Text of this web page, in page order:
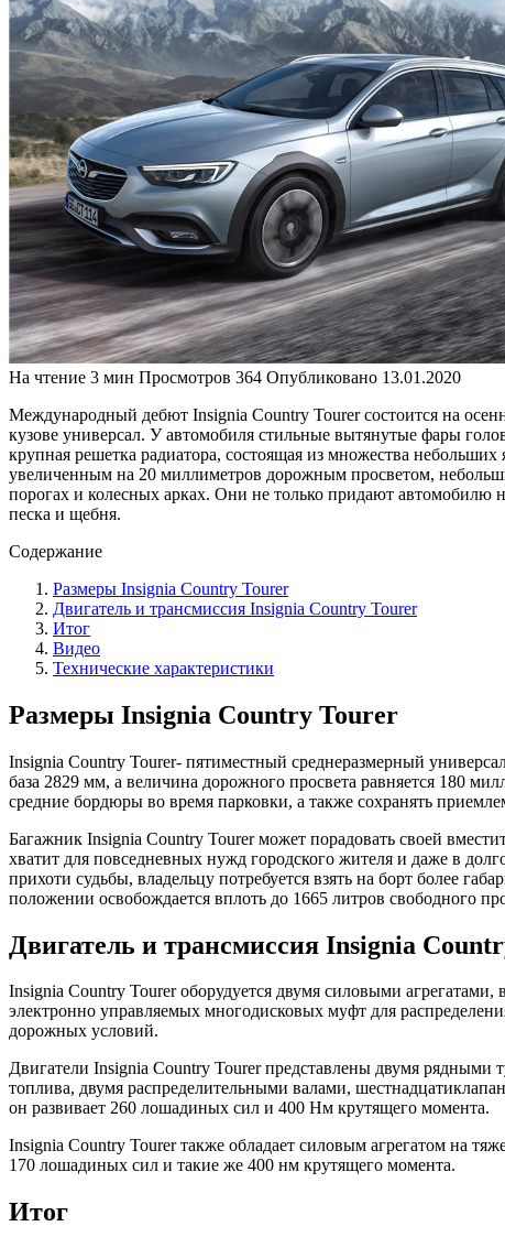
На чтение 3 мин Просмотров 364 Опубликовано 13.01.2020
Международный дебют Insignia Country Tourer состоится на
кузове универсал. У автомобиля стильные вытянутые фары
крупная решетка радиатора, состоящая из множества
увеличенным на 20 миллиметров дорожным просветом,
порогах и колесных арках. Они не только придают автомобилю
песка и щебня.
Содержание
Размеры Insignia Country Tourer
Двигатель и трансмиссия Insignia Country Tourer
Итог
Видео
Технические характеристики
Размеры Insignia Country Tourer
Insignia Country Tourer- пятиместный среднеразмерный
база 2829 мм, а величина дорожного просвета равняется 180
средние бордюры во время парковки, а также сохранять
Багажник Insignia Country Tourer может порадовать своей
хватит для повседневных нужд городского жителя и даже в
прихоти судьбы, владельцу потребуется взять на борт более
положении освобождается вплоть до 1665 литров свободного
Двигатель и трансмиссия Insignia
Insignia Country Tourer оборудуется двумя силовыми
электронно управляемых многодисковых муфт для
дорожных условий.
Двигатели Insignia Country Tourer представлены двумя
топлива, двумя распределительными валами,
он развивает 260 лошадиных сил и 400 Нм крутящего момента.
Insignia Country Tourer также обладает силовым агрегатом на
170 лошадиных сил и такие же 400 нм крутящего момента.
Итог